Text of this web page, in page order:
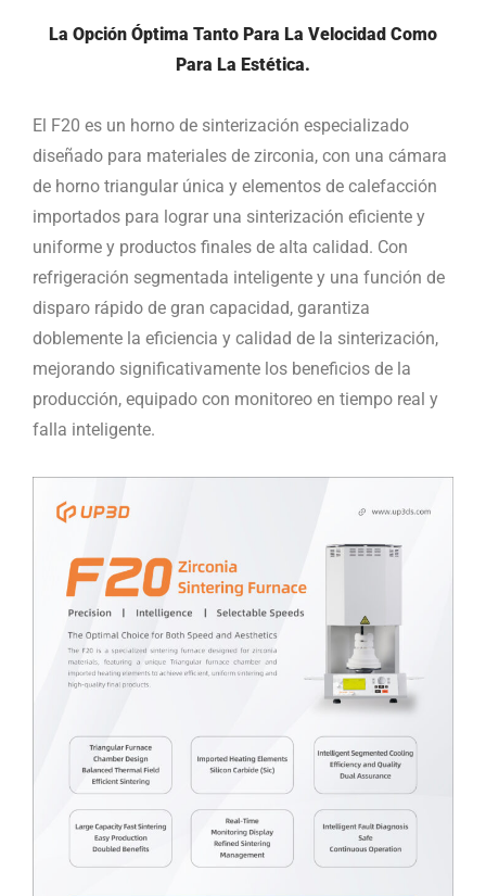
La Opción Óptima Tanto Para La Velocidad Como
Para La Estética.
El F20 es un horno de sinterización especializado
diseñado para materiales de zirconia, con una cámara
de horno triangular única y elementos de calefacción
importados para lograr una sinterización eficiente y
uniforme y productos finales de alta calidad. Con
refrigeración segmentada inteligente y una función de
disparo rápido de gran capacidad, garantiza
doblemente la eficiencia y calidad de la sinterización,
mejorando significativamente los beneficios de la
producción, equipado con monitoreo en tiempo real y
falla inteligente.